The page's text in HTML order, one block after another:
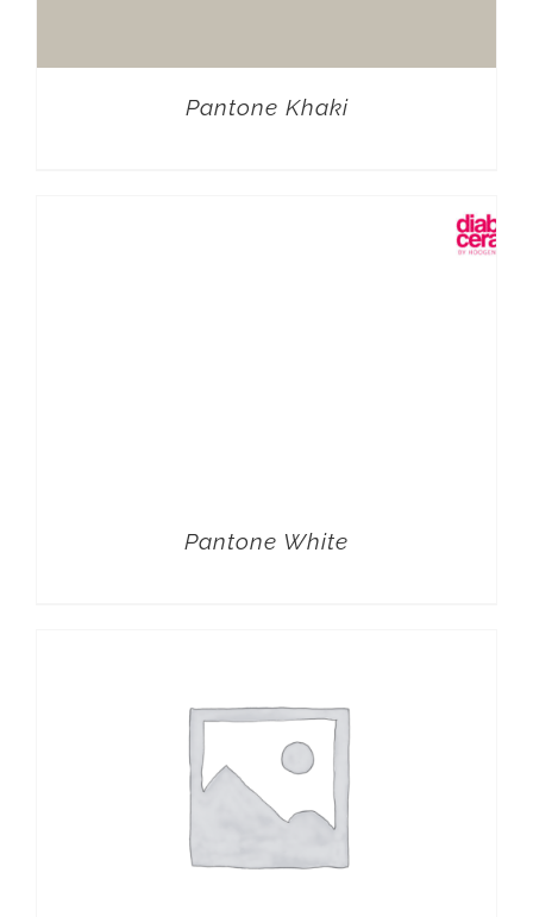
Pantone Khaki
Pantone White